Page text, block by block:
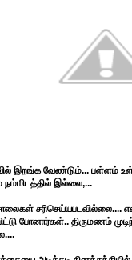
வேண்டும்... பள்ளம்
நம்மிடத்தில் இல்லை,...
போனார்கள்.. திருமணம்